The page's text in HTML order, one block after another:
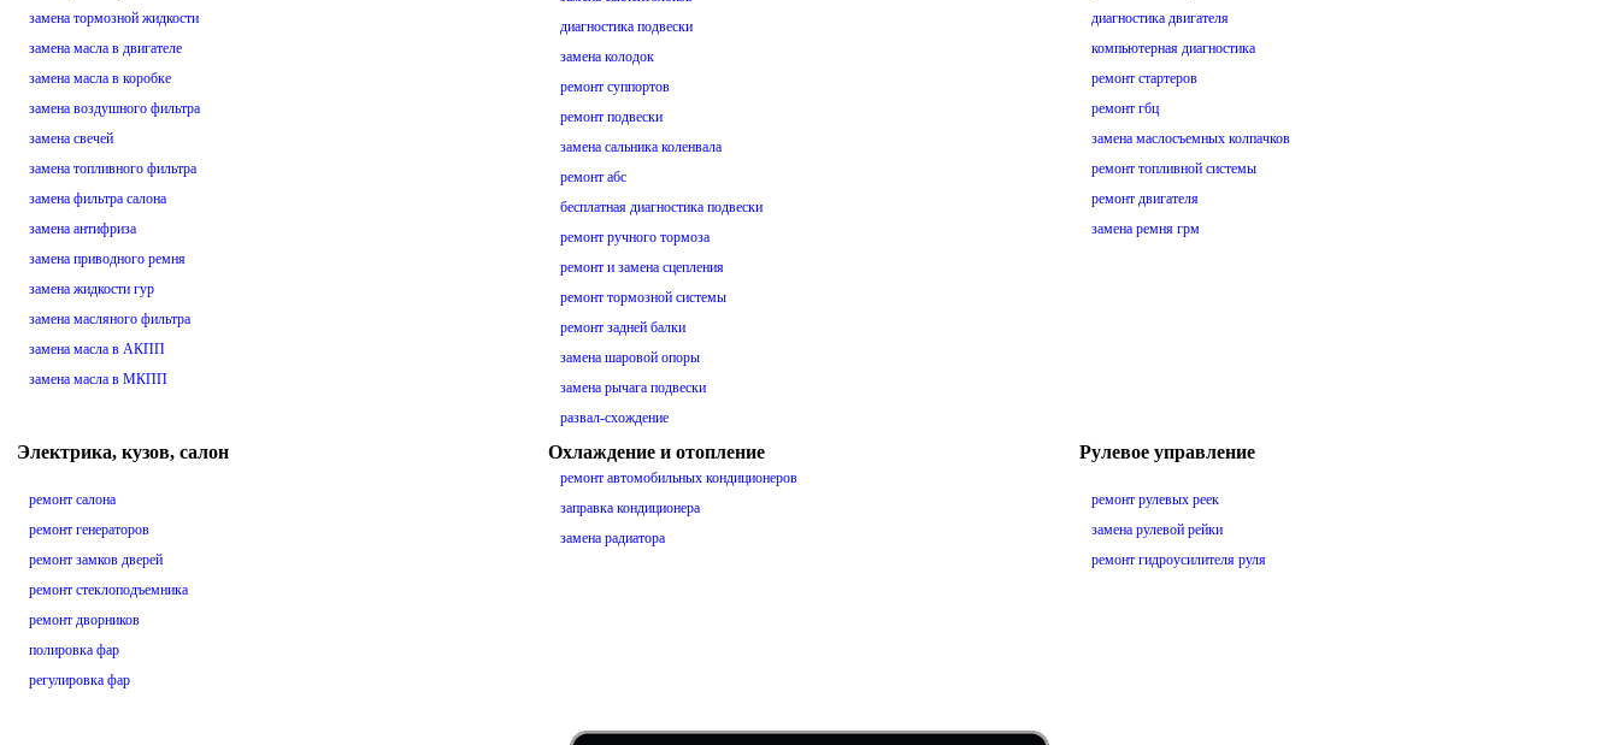
замена тормозной жидкости
замена масла в двигателе
замена масла в коробке
замена воздушного фильтра
замена свечей
замена топливного фильтра
замена фильтра салона
замена антифриза
замена приводного ремня
замена жидкости гур
замена масляного фильтра
замена масла в АКПП
замена масла в МКПП
диагностика подвески
замена колодок
ремонт суппортов
ремонт подвески
замена сальника коленвала
ремонт абс
бесплатная диагностика подвески
ремонт ручного тормоза
ремонт и замена сцепления
ремонт тормозной системы
ремонт задней балки
замена шаровой опоры
замена рычага подвески
развал-схождение
диагностика двигателя
компьютерная диагностика
ремонт стартеров
ремонт гбц
замена маслосъемных колпачков
ремонт топливной системы
ремонт двигателя
замена ремня грм
Электрика, кузов, салон
ремонт салона
ремонт генераторов
ремонт замков дверей
ремонт стеклоподъемника
ремонт дворников
полировка фар
регулировка фар
Охлаждение и отопление
ремонт автомобильных кондиционеров
заправка кондиционера
замена радиатора
Рулевое управление
ремонт рулевых реек
замена рулевой рейки
ремонт гидроусилителя руля